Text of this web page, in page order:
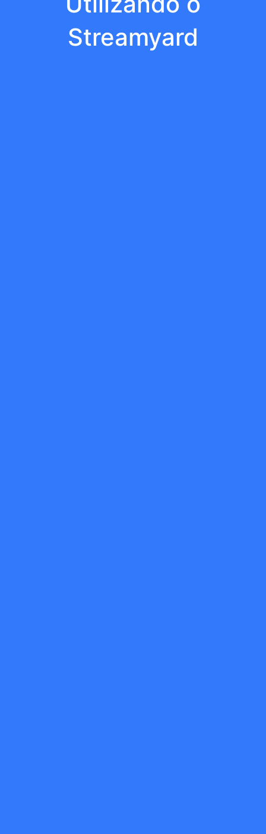
Streamyard